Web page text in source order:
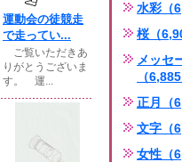
運動会の徒競走
で走ってい...
ご覧いただきあ
りがとうございま
す。 運...
水彩（
桜（
メッセ
（6,885
正月（
文字（
女性（